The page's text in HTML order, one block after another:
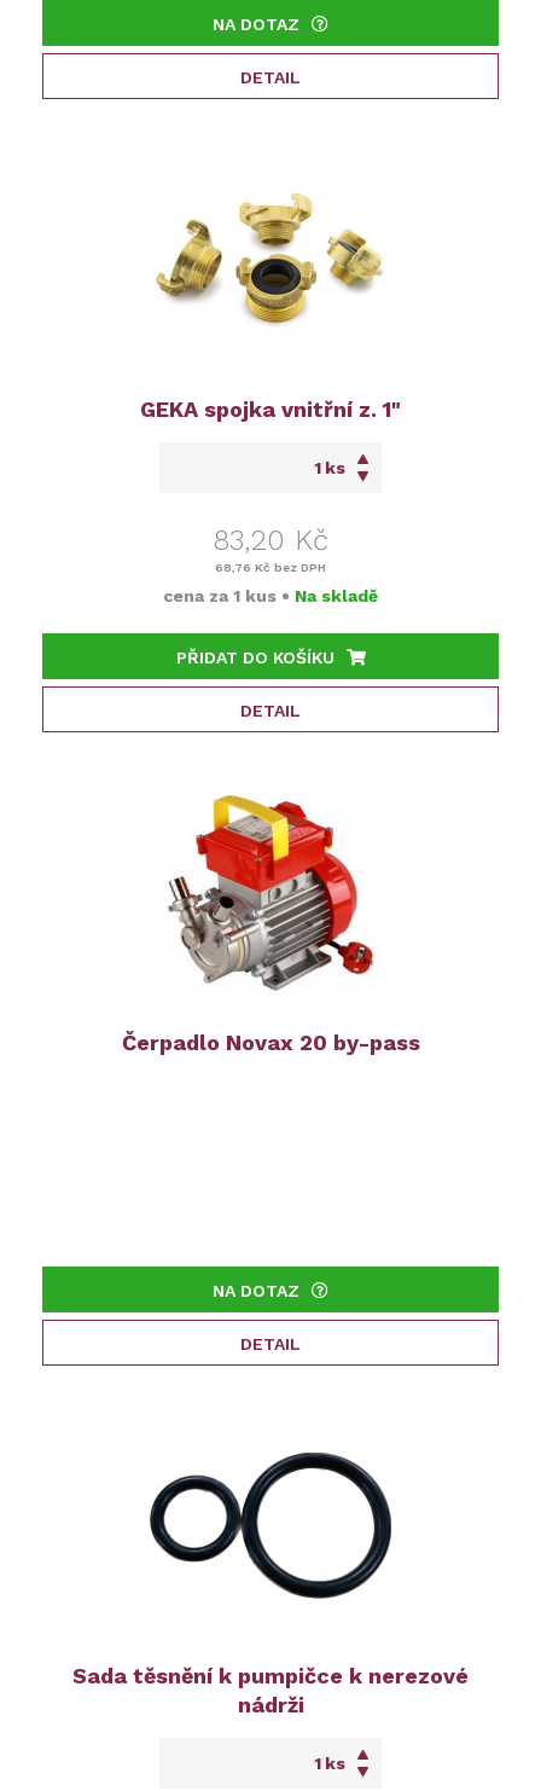
NA DOTAZ
DETAIL
GEKA spojka vnitřní z. 1"
ks
83,20 Kč
68,76 Kč bez DPH
cena za 1 kus • Na skladě
PŘIDAT DO KOŠÍKU
DETAIL
Čerpadlo Novax 20 by-pass
NA DOTAZ
DETAIL
Sada těsnění k pumpičce k nerezové
nádrži
ks